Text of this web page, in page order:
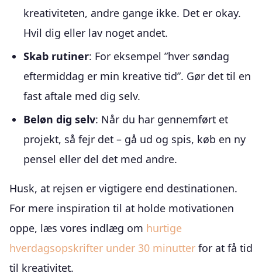
kreativiteten, andre gange ikke. Det er okay.
Hvil dig eller lav noget andet.
Skab rutiner: For eksempel ”hver søndag
eftermiddag er min kreative tid”. Gør det til en
fast aftale med dig selv.
Beløn dig selv: Når du har gennemført et
projekt, så fejr det – gå ud og spis, køb en ny
pensel eller del det med andre.
Husk, at rejsen er vigtigere end destinationen.
For mere inspiration til at holde motivationen
oppe, læs vores indlæg om hurtige
hverdagsopskrifter under 30 minutter for at få tid
til kreativitet.